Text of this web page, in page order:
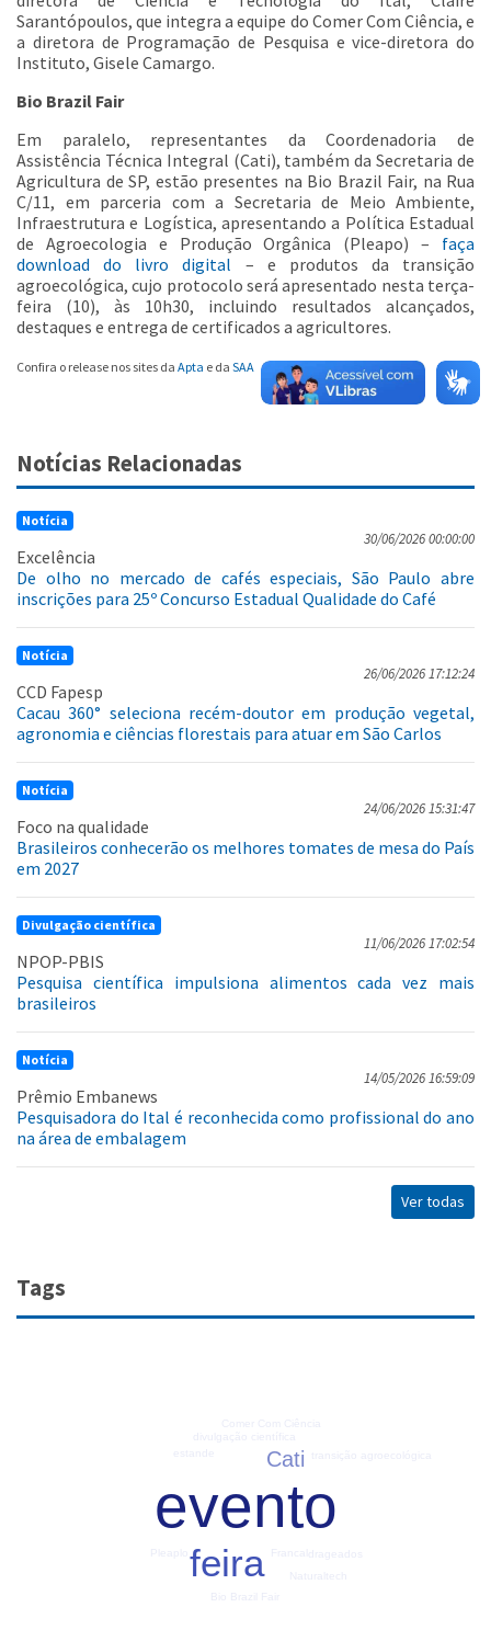
Sarantópoulos, que integra a equipe do Comer Com Ciência, e
a diretora de Programação de Pesquisa e vice-diretora do
Instituto, Gisele Camargo.
Bio Brazil Fair
Em paralelo, representantes da Coordenadoria de
Assistência Técnica Integral (Cati), também da Secretaria de
Agricultura de SP, estão presentes na Bio Brazil Fair, na Rua
C/11, em parceria com a Secretaria de Meio Ambiente,
Infraestrutura e Logística, apresentando a Política Estadual
de Agroecologia e Produção Orgânica (Pleapo) – faça
download do livro digital – e produtos da transição
agroecológica, cujo protocolo será apresentado nesta terça-
feira (10), às 10h30, incluindo resultados alcançados,
destaques e entrega de certificados a agricultores.
Confira o release nos sites da Apta e da SAA
Notícias Relacionadas
Notícia
30/06/2026 00:00:00
Excelência
De olho no mercado de cafés especiais, São Paulo abre
inscrições para 25º Concurso Estadual Qualidade do Café
Notícia
26/06/2026 17:12:24
CCD Fapesp
Cacau 360° seleciona recém-doutor em produção vegetal,
agronomia e ciências florestais para atuar em São Carlos
Notícia
24/06/2026 15:31:47
Foco na qualidade
Brasileiros conhecerão os melhores tomates de mesa do País
em 2027
Divulgação científica
11/06/2026 17:02:54
NPOP-PBIS
Pesquisa científica impulsiona alimentos cada vez mais
brasileiros
Notícia
14/05/2026 16:59:09
Prêmio Embanews
Pesquisadora do Ital é reconhecida como profissional do ano
na área de embalagem
Ver todas
Tags
evento
feira
Cati